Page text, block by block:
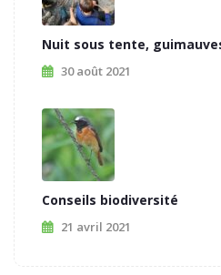
Nuit sous tente,
30 août 2021
Conseils biodiversité
21 avril 2021